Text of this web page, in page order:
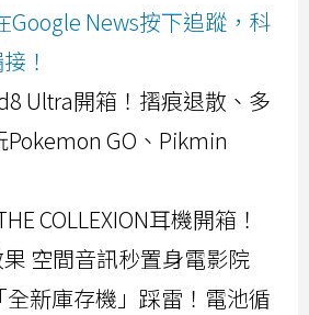
Google News按下追蹤，科
！
Ultra開箱！摺痕退散、多
GO、Pikmin
COLLEXION耳機開箱！
空間音訊秒置身電影院
新庫存機」踩雷！電池循